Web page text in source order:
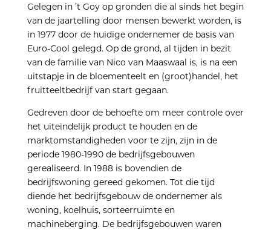
Gelegen in ’t Goy op gronden die al sinds het begin
van de jaartelling door mensen bewerkt worden, is
in 1977 door de huidige ondernemer de basis van
Euro-Cool gelegd. Op de grond, al tijden in bezit
van de familie van Nico van Maaswaal is, is na een
uitstapje in de bloementeelt en (groot)handel, het
fruitteeltbedrijf van start gegaan.
Gedreven door de behoefte om meer controle over
het uiteindelijk product te houden en de
marktomstandigheden voor te zijn, zijn in de
periode 1980-1990 de bedrijfsgebouwen
gerealiseerd. In 1988 is bovendien de
bedrijfswoning gereed gekomen. Tot die tijd
diende het bedrijfsgebouw de ondernemer als
woning, koelhuis, sorteerruimte en
machineberging. De bedrijfsgebouwen waren